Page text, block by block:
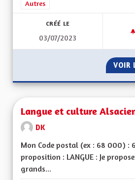
Filtrer les résultats de la catégorie :
Autres
CRÉÉ LE
03/07/2023
VOIR
Langue et culture
DK
Mon Code postal (ex : 68 000) :
proposition : LANGUE : Je
grands...